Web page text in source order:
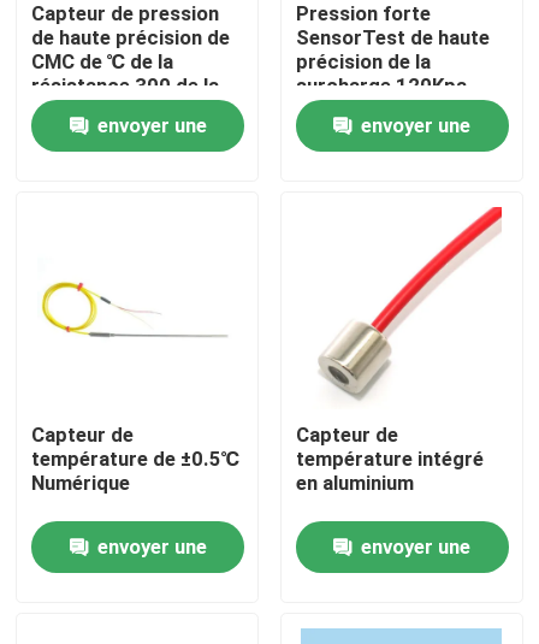
Produits
À propos de nous
Contactez-nous
Les affaires
Dynamomètre de couple
Dynamomètre à grande vitesse
Capteur de pression
de haute précision de
CMC de ℃ de la
résistance 300 de la
température
envoyer une
Pression forte
SensorTest de haute
précision de la
surcharge 120Kpa
4mA
envoyer une
Capteur de
température de ±0.5℃
Numérique
envoyer une
Capteur de
température intégré
en aluminium
envoyer une